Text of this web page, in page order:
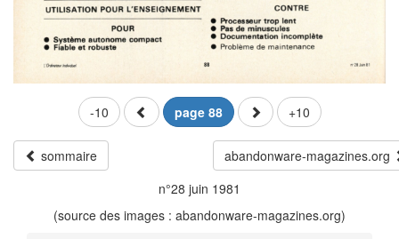
-10 page 88 +10
sommaire
abandonware-magazines.org
n°28 juin 1981
(source des images : abandonware-magazines.org)